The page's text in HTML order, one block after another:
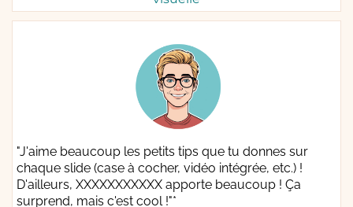
"J'aime beaucoup les petits tips que tu donnes sur
chaque slide (case à cocher, vidéo intégrée, etc.) !
D'ailleurs, XXXXXXXXXXX apporte beaucoup ! Ça
surprend, mais c'est cool !"*